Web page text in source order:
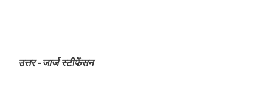
उत्तर -जार्ज स्टीफेंसन